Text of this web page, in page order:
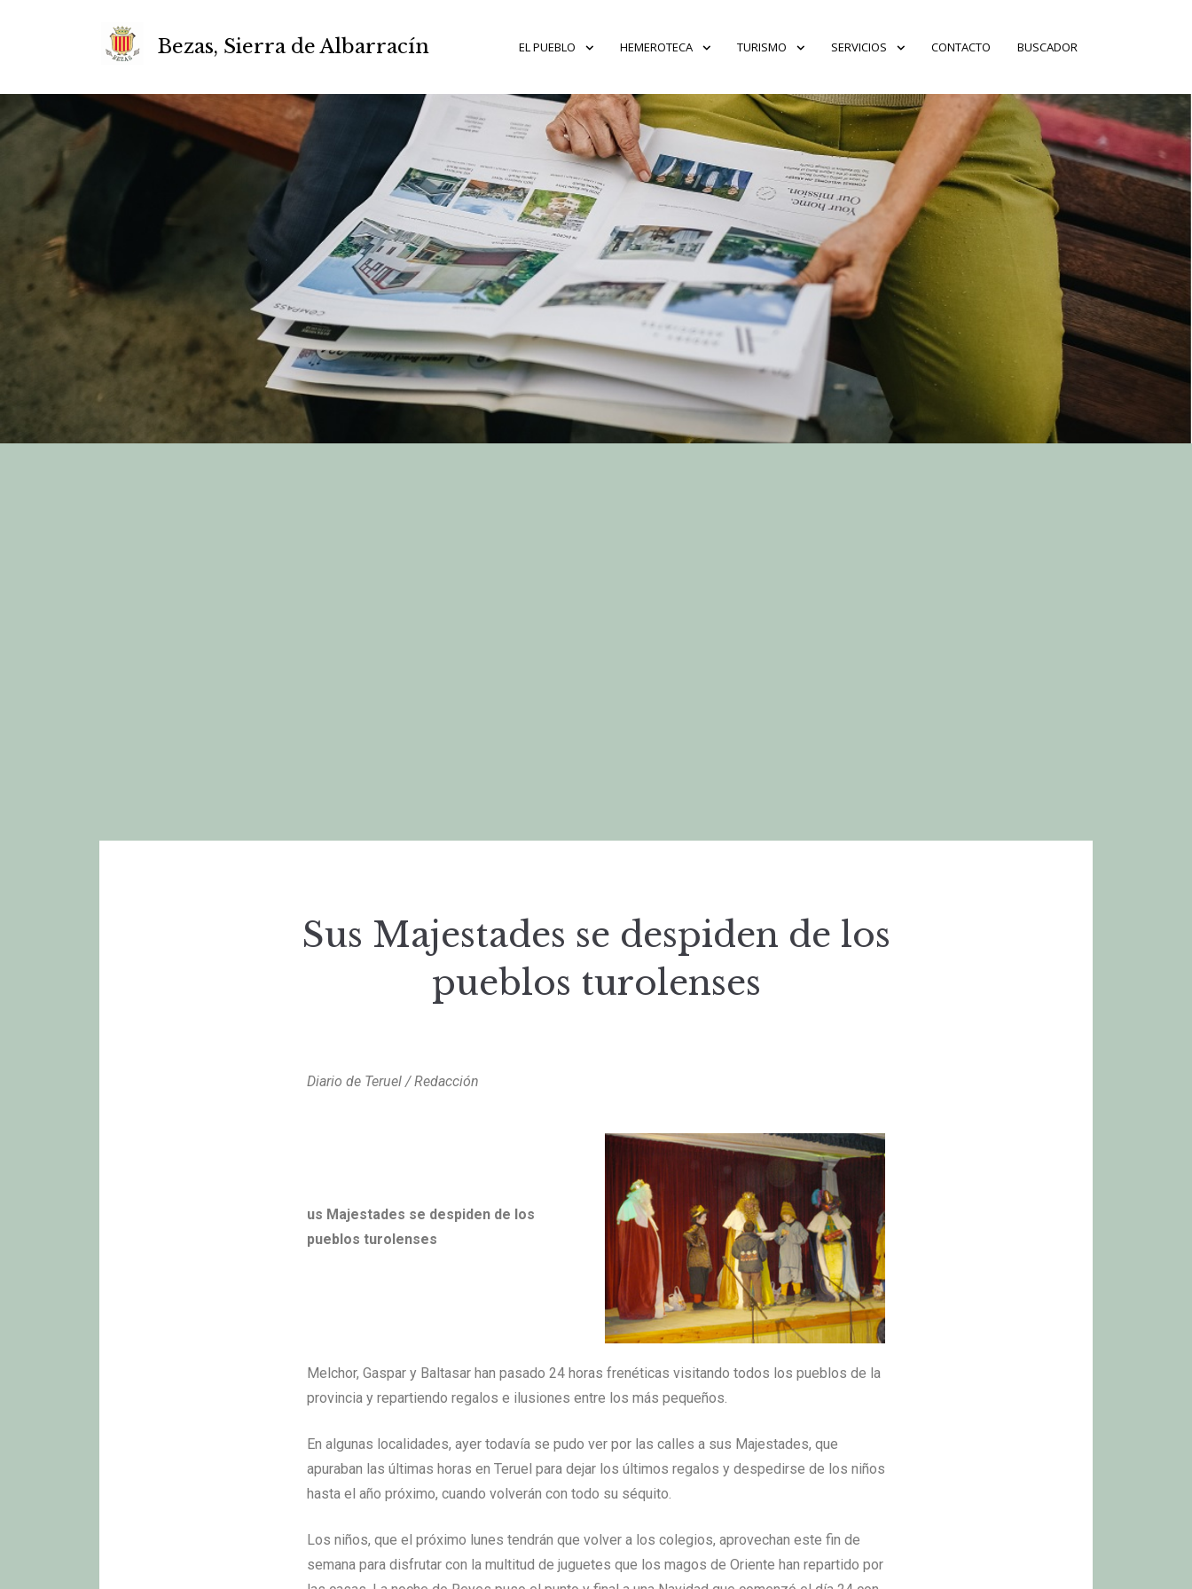
Bezas, Sierra de Albarracín EL PUEBLO HEMEROTECA TURISMO SERVICIOS CONTACTO BUSCADOR
Sus Majestades se despiden de los
pueblos turolenses
Diario de Teruel / Redacción
us Majestades se despiden de los
pueblos turolenses
Melchor, Gaspar y Baltasar han pasado 24 horas frenéticas visitando todos los pueblos de la
provincia y repartiendo regalos e ilusiones entre los más pequeños.
En algunas localidades, ayer todavía se pudo ver por las calles a sus Majestades, que
apuraban las últimas horas en Teruel para dejar los últimos regalos y despedirse de los niños
hasta el año próximo, cuando volverán con todo su séquito.
Los niños, que el próximo lunes tendrán que volver a los colegios, aprovechan este fin de
semana para disfrutar con la multitud de juguetes que los magos de Oriente han repartido por